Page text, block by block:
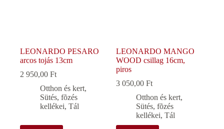
LEONARDO PESARO
arcos tojás 13cm
2 950,00 Ft
Otthon és kert,
Sütés, fõzés
kellékei, Tál
LEONARDO MANGO
WOOD csillag 16cm,
piros
3 050,00Ft
Otthon és kert,
Sütés, fõzés
kellékei,Tál